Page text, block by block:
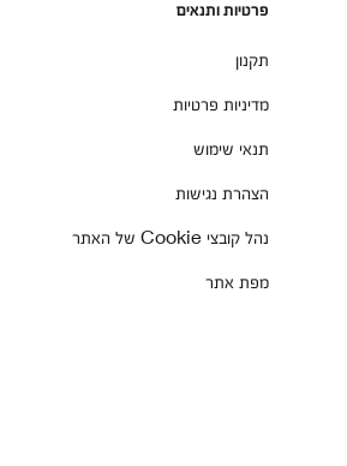
פרטיות ותנאים
תקנון
מדיניות פרטיות
תנאי שימוש
הצהרת נגישות
נהל קובצי Cookie של האתר
מפת אתר